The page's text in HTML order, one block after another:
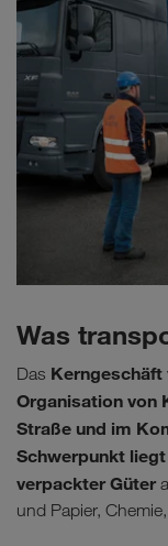
Was
Das Kerngeschäft
Organisation von
Straße und im
Schwerpunkt
verpackter Güter
und Papier,